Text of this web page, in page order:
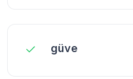
güve